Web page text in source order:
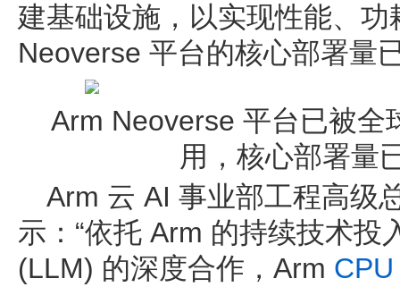
建基础设施，以实现性能、
Neoverse 平台的核心部署量
Arm Neoverse 平台已被全
用，核心部署量
Arm 云 AI 事业部工程高级
示：“依托 Arm 的持续技术投
(LLM) 的深度合作，Arm CPU